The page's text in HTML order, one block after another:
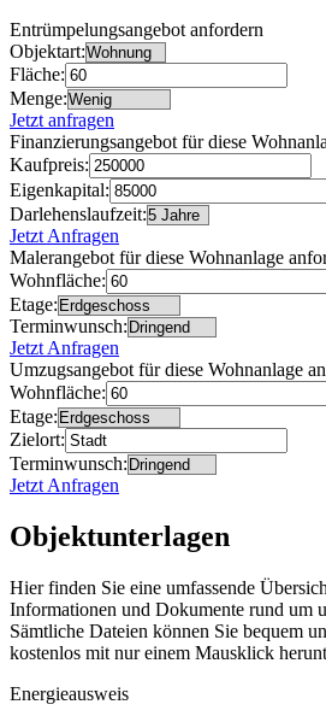
Entrümpelungsangebot anfordern
Objektart:
Fläche:
Menge:
Jetzt anfragen
Finanzierungsangebot für diese
Kaufpreis:
Eigenkapital:
Darlehenslaufzeit:
Jetzt Anfragen
Malerangebot für diese Wohnanlage
Wohnfläche:
Etage:
Terminwunsch:
Jetzt Anfragen
Umzugsangebot für diese Wohnanlage
Wohnfläche:
Etage:
Zielort:
Terminwunsch:
Jetzt Anfragen
Objektunterlagen
Hier finden Sie eine umfassende
Informationen und Dokumente rund um
Sämtliche Dateien können Sie bequem
kostenlos mit nur einem Mausklick
Energieausweis